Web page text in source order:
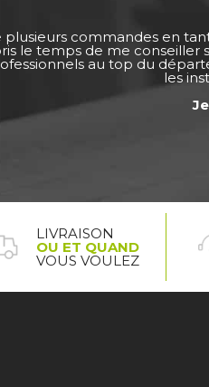
plusieurs commandes en
le temps de me conseiller
au top du
les
LIVRAISON
OU ET QUAND
VOUS VOULEZ